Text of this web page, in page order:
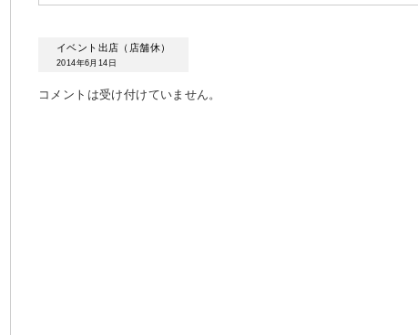
イベント出店（店舗休）
2014年6月14日
コメントは受け付けていません。